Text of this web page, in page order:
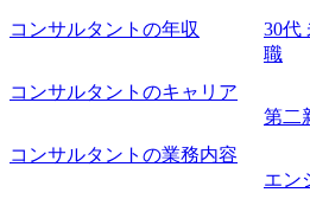
工程の経験 ・サブリーダー以上
様との折衝経験、交渉経験 ・組織
務改善に取り組まれたご経験 ・ア
味関心 ● 求める人物像 ・リーダー
で主体的に動ける方 ・年齢にこだ
直に受け取れる方 ・推進力のある方
コンサルタントの年収
コンサルタントのキャリア
コンサルタントの業務内容
30代
職
第二
エン